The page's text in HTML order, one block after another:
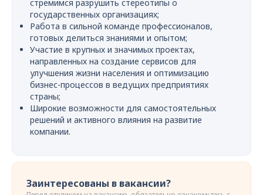
стремимся разрушить стереотипы о
государственных организациях;
Работа в сильной команде профессионалов,
готовых делиться знаниями и опытом;
Участие в крупных и значимых проектах,
направленных на создание сервисов для
улучшения жизни населения и оптимизацию
бизнес-процессов в ведущих предприятиях
страны;
Широкие возможности для самостоятельных
решений и активного влияния на развитие
компании.
Заинтересованы в вакансии?